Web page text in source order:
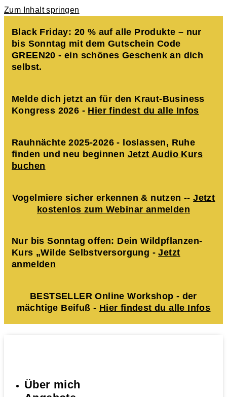
Zum Inhalt springen
Black Friday: 20 % auf alle Produkte – nur
bis Sonntag mit dem Gutschein Code
GREEN20 - ein schönes Geschenk an dich
selbst.
Melde dich jetzt an für den Kraut-Business
Kongress 2026 - Hier findest du alle Infos
Rauhnächte 2025-2026 - loslassen, Ruhe
finden und neu beginnen Jetzt Audio Kurs
buchen
Vogelmiere sicher erkennen & nutzen --Jetzt
kostenlos zum Webinar anmelden
Nur bis Sonntag offen: Dein Wildpflanzen-
Kurs „Wilde Selbstversorgung -Jetzt
anmelden
BESTSELLER Online Workshop - der
mächtige Beifuß - Hier findest du alle Infos
Über mich